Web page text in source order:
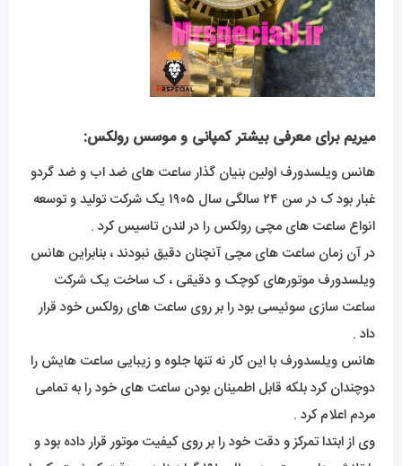
میریم برای معرفی بیشتر کمپانی و موسس رولکس:
هانس ویلسدورف اولین بنیان گذار ساعت های ضد اب و ضد گردو
غبار بود ک در سن ۲۴ سالگی سال ۱۹۰۵ یک شرکت تولید و توسعه
انواع ساعت های مچی رولکس را در لندن تاسیس کرد .
در آن زمان ساعت های مچی آنچنان دقیق نبودند ، بنابراین هانس
ویلسدورف موتورهای کوچک و دقیقی ، ک ساخت یک شرکت
ساعت سازی سوئیسی بود را بر روی ساعت های رولکس خود قرار
داد .
هانس ویلسدورف با این کار نه تنها جلوه و زیبایی ساعت هایش را
دوچندان کرد بلکه قابل اطمینان بودن ساعت های خود را به تمامی
مردم اعلام کرد .
وی از ابتدا تمرکز و دقت خود را بر روی کیفیت موتور قرار داده بود و